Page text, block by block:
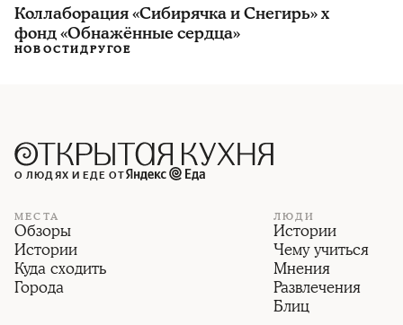
Коллаборация «Сибирячка и Снегирь» х
фонд «Обнажённые сердца»
НОВОСТИДРУГОЕ
О ЛЮДЯХ И ЕДЕ ОТ
МЕСТА
Обзоры
Истории
Куда сходить
Города
ЛЮДИ
Истории
Чему учиться
Мнения
Развлечения
Блиц